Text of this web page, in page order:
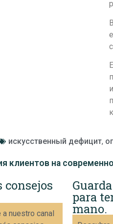
искусственный дефицит,
consejos
nuestro canal
para
mano.